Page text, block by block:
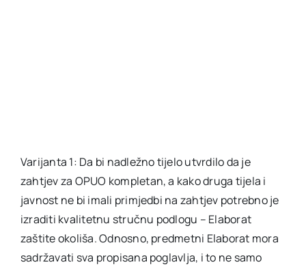
Varijanta 1: Da bi nadležno tijelo utvrdilo da je
zahtjev za OPUO kompletan, a kako druga tijela i
javnost ne bi imali primjedbi na zahtjev potrebno je
izraditi kvalitetnu stručnu podlogu – Elaborat
zaštite okoliša. Odnosno, predmetni Elaborat mora
sadržavati sva propisana poglavlja, i to ne samo